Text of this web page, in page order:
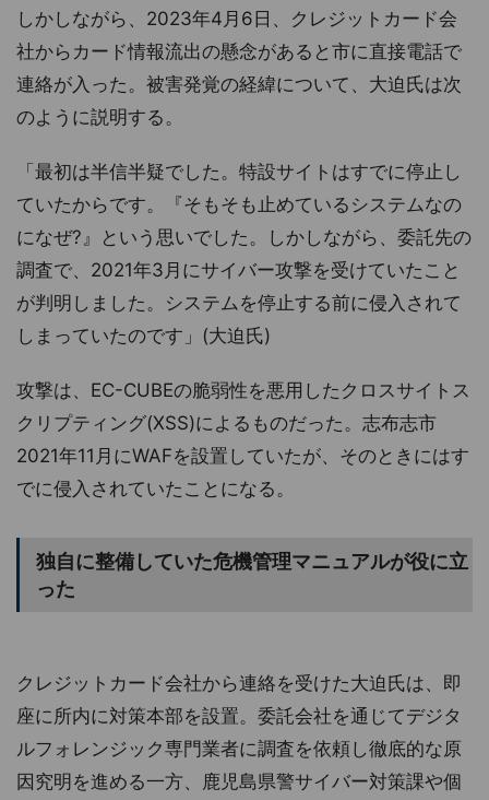
しかしながら、2023年4月6日、クレジットカード会
社からカード情報流出の懸念があると市に直接電話で
連絡が入った。被害発覚の経緯について、大迫氏は次
のように説明する。
「最初は半信半疑でした。特設サイトはすでに停止し
ていたからです。『そもそも止めているシステムなの
になぜ?』という思いでした。しかしながら、委託先の
調査で、2021年3月にサイバー攻撃を受けていたこと
が判明しました。システムを停止する前に侵入されて
しまっていたのです」(大迫氏)
攻撃は、EC-CUBEの脆弱性を悪用したクロスサイトス
クリプティング(XSS)によるものだった。志布志市
2021年11月にWAFを設置していたが、そのときにはす
でに侵入されていたことになる。
独自に整備していた危機管理マニュアルが役に立
った
クレジットカード会社から連絡を受けた大迫氏は、即
座に所内に対策本部を設置。委託会社を通じてデジタ
ルフォレンジック専門業者に調査を依頼し徹底的な原
因究明を進める一方、鹿児島県警サイバー対策課や個